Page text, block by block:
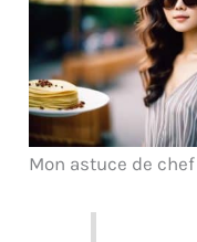
Mon astuce de chef